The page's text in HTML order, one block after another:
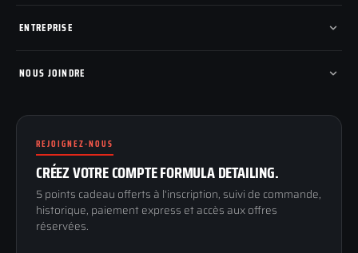
Pads de polissage
Pièces détachées
Mes tickets SAV
Mon parrainage
Programme fidelite
ENTREPRISE
Compte pro
Politique de retour
Conditions générales
Mentions légales
Confidentialité
NOUS JOINDRE
89100 SENS
03 73 61 02 02
Lun-Ven
9h-12h / 14h-17h
REJOIGNEZ-NOUS
CRÉEZ VOTRE COMPTE FORMULA DETAILING.
5 points cadeau offerts à l'inscription, suivi de commande,
historique, paiement express et accès aux offres
réservées.